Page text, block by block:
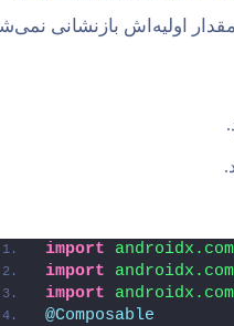
اولیه‌اش بازنشانی
import
import
import
@Composable